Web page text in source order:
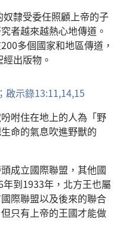
隸受委任照顧上帝的子
者越來越熱心地傳道。
多個國家和地區傳道，
出版物。
啟示錄13:11,14,15
咐住在地上的人為「野
命的氣息吹進野獸的
成立國際聯盟，其他國
到1933年，北方王也屬
際聯盟以及後來的聯合
只有上帝的王國才能做